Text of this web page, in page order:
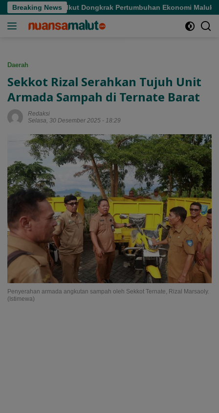
Langsung
ke
Breaking News
di Sofifi, Ikut Dongkrak Pertumbuhan Ekonomi Maluku Utara
Daerah
Sekkot Rizal Serahkan Tujuh Unit
Armada Sampah di Ternate Barat
Redaksi
Selasa, 30 Desember 2025 - 18:29
Penyerahan armada angkutan sampah oleh Sekkot Ternate, Rizal Marsaoly.
(Istimewa)